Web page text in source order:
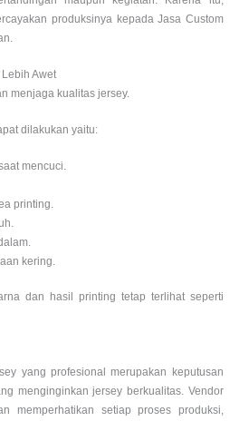
produksinya kepada Jasa Custom
Awet
menjaga kualitas jersey.
dilakukan yaitu:
mencuci.
printing.
kering.
dan hasil printing tetap terlihat seperti
yang profesional merupakan keputusan
menginginkan jersey berkualitas. Vendor
memperhatikan setiap proses produksi,